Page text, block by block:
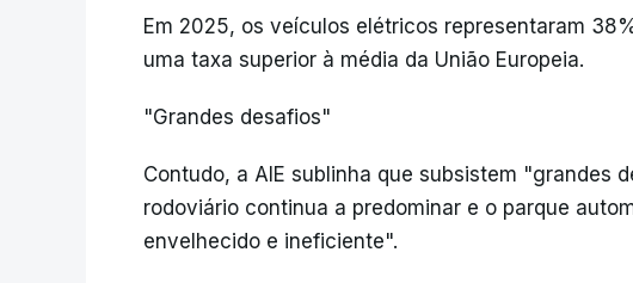
Em 2025, os veículos elétricos representaram
uma taxa superior à média da União Europeia.
"Grandes desafios"
Contudo, a AIE sublinha que subsistem "grandes
rodoviário continua a predominar e o parque
envelhecido e ineficiente".